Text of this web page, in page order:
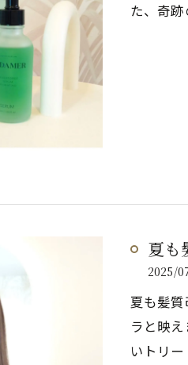
た、奇
夏も
2025/
夏も髪
ラと映
いトリ